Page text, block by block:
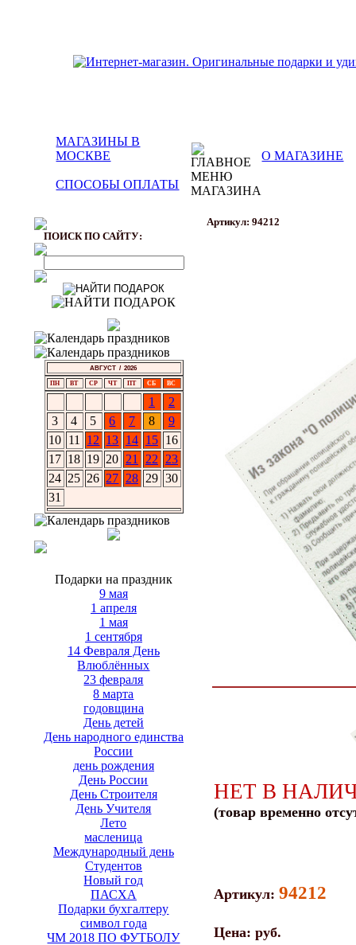
МАГАЗИНЫ В
МОСКВЕ
О МАГАЗИНЕ
СПОСОБЫ ОПЛАТЫ
ПОИСК ПО САЙТУ:
АВГУСТ / 2026
ПН ВТ СР ЧТ ПТ СБ ВС
1
2
3
4 5 6 7 8
9
10 11 12 13 14 15 16
17 18 19 20 21 22
23
24 25 26 27 28 29 30
31
Подарки на праздник
9 мая
1 апреля
1 мая
1 сентября
14 Февраля День
Влюблённых
23 февраля
8 марта
годовщина
День детей
День народного единства
России
день рождения
День России
День Строителя
День Учителя
Лето
масленица
Международный день
Студентов
Новый год
ПАСХА
Подарки бухгалтеру
символ года
ЧМ 2018 ПО ФУТБОЛУ
Артикул: 94212
НЕТ В
(товар временно
Артикул: 94212
Цена: руб.